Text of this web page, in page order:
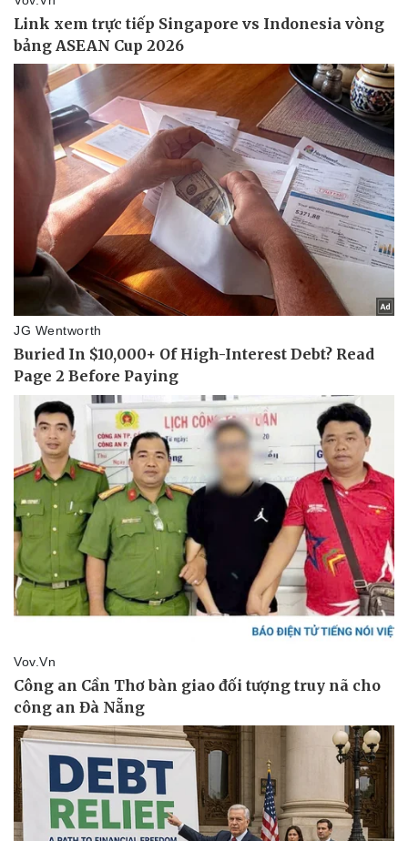
Du lịch
Tư vấn
Săn Tour
check-in
Podcast
Đọc truyện đêm khuya
Cửa sổ tình yêu
Kể chuyện cho bé
Hạt giống tâm hồn